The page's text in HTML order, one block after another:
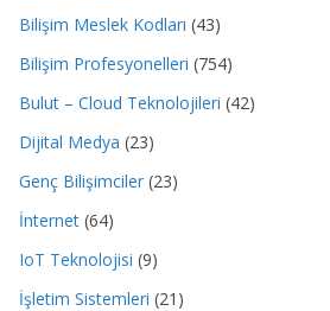
Bilişim Meslek Kodları (43)
Bilişim Profesyonelleri (754)
Bulut – Cloud Teknolojileri (42)
Dijital Medya (23)
Genç Bilişimciler (23)
İnternet (64)
IoT Teknolojisi (9)
İşletim Sistemleri (21)